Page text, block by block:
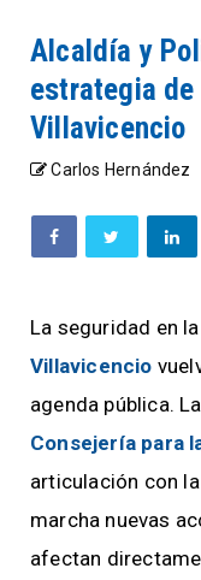
Alcaldía y
estrategia
Villavicencio
Carlos Hernández
La seguridad en
Villavicencio
agenda pública.
Consejería para
articulación con la
marcha nuevas
afectan